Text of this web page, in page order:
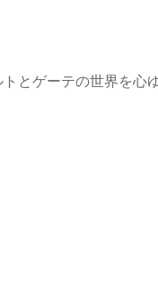
とゲーテの世界を心